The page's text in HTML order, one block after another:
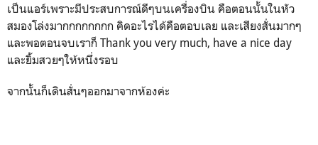
เป็นแอร์เพราะมีประสบการณ์ดีๆบนเครื่องบิน คือตอนนั้นในหัว
สมองโล่งมากกกกกกกก คิดอะไรได้คือตอบเลย และเสียงสั่นมากๆ
และพอตอนจบเราก็ Thank you very much, have a nice day
และยิ้มสวยๆให้หนึ่งรอบ
จากนั้นก็เดินสั่นๆออกมาจากห้องค่ะ